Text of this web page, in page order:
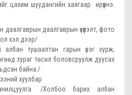
цахим шуудангийн хаягаар ирүүлнэ.
даалгаврын үзүүлэлт, фото
хэл дээр/
албан тушаалтан гарын үсэг зурж,
зураг төсөл боловсруулж дуусах
байна./
хуулбар
/Холбоо барих албан